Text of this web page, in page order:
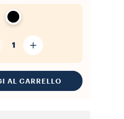
1
AL CARRELLO